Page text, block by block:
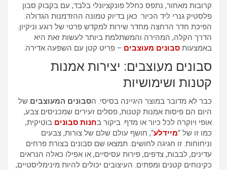
קרובות מאחור, נתפס כחלל פונקציונלי בלבד, עם בקבוק סבון
פלסטיק גנרי ליד הכיור. כאן בדיוק טמונה ההזדמנות הגדולה:
הפיכת חדר הרחצה מחדר שירות למקדש פרטי של רוגע וניקיון.
הדרך הקלה, המהירה והמשתלמת ביותר לעשות זאת היא
באמצעות סבונים מעוצבים – פריט קטן עם השפעה אדירה.
סבונים מעוצבים: יצירות אמנות
קטנות ושימושיות
כבר לא מדובר במוצר היגיינה בסיסי. הסבונים המעוצבים של
היום הם פיסות אמנות קטנות, פסלים זעירים שמכניסים צבע,
אופי ויוקרה לכל כיור או מדף. ביקור בחנות סבונים בוטיקית,
כמו זו של “מיידלע“, חושף עולם שלם של צורות, צבעים
וניחוחות. זו חגיגה לחושים. תמצאו שם סבונים בצורת פרחים
עדינים, לבבות, צדפים, פירות עסיסיים, או אפילו כאלה הנראים
כקינוחים קטנים ומפתים. העיצובים יכולים להיות מינימליסטיים,